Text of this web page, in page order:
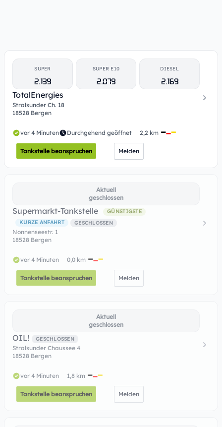
SUPER
2.139
SUPER E10
2.079
DIESEL
2.169
TotalEnergies
Stralsunder Ch. 18
18528 Bergen
vor 4 Minuten Durchgehend geöffnet 2,2 km
Tankstelle beanspruchen Melden
Aktuell
geschlossen
Supermarkt-Tankstelle
GÜNSTIGSTE
KURZE ANFAHRT
GESCHLOSSEN
Nonnenseestr. 1
18528 Bergen
vor 4 Minuten 0,0 km
Tankstelle beanspruchen Melden
Aktuell
geschlossen
OIL! GESCHLOSSEN
Stralsunder Chaussee 4
18528 Bergen
vor 4 Minuten 1,8 km
Tankstelle beanspruchen Melden